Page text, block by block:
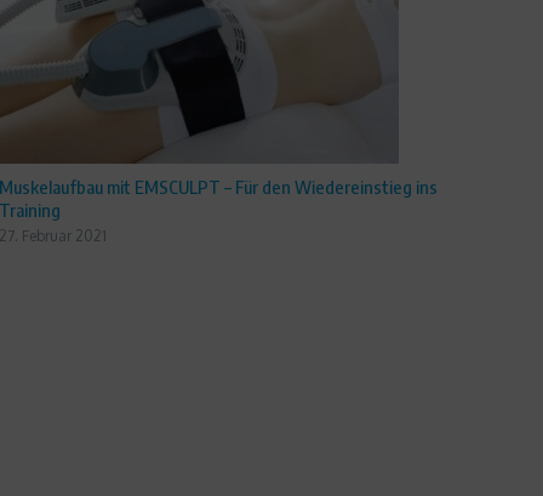
Muskelaufbau mit EMSCULPT – Für den Wiedereinstieg ins
Training
27. Februar 2021